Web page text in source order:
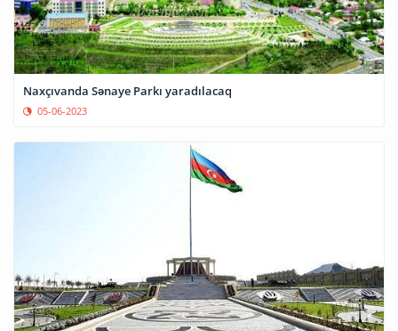
Naxçıvanda Sənaye Parkı yaradılacaq
05-06-2023